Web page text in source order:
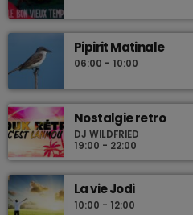
Pipirit Matinale
06:00 - 10:00
Nostalgie retro
DJ WILDFRIED
19:00 - 22:00
La vie Jodi
10:00 - 12:00